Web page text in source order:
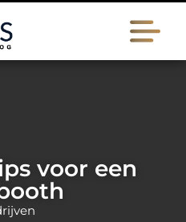
voor een